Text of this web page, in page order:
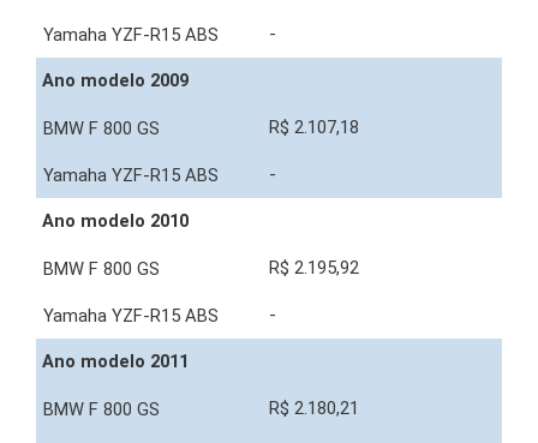
-
Ano modelo 2009
R$ 2.107,18
-
Ano modelo 2010
R$ 2.195,92
-
Ano modelo 2011
R$ 2.180,21